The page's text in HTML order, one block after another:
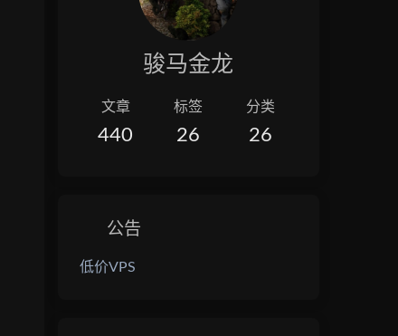
骏马金龙
文章
440
标签
26
分类
26
公告
低价VPS